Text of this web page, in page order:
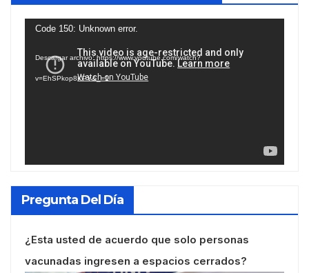
Reproductor
vídeo
Code 150: Unknown error.
Descargar archivo: https://www.youtube.com/watch?
v=EhSPkop8KPY&_=1
Pregunta Del Día
¿Esta usted de acuerdo que solo personas
vacunadas ingresen a espacios cerrados?